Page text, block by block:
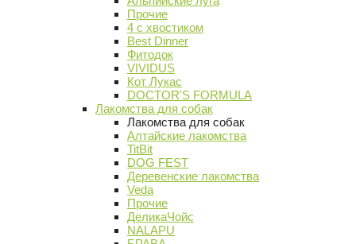
Прочие
4 с хвостиком
Best Dinner
Фитодок
VIVIDUS
Кот Лукас
DOCTOR'S FORMULA
Лакомства для собак
Лакомства для собак
Алтайские лакомства
TitBit
DOG FEST
Деревенские лакомства
Veda
Прочие
ДеликаЧойс
NALAPU